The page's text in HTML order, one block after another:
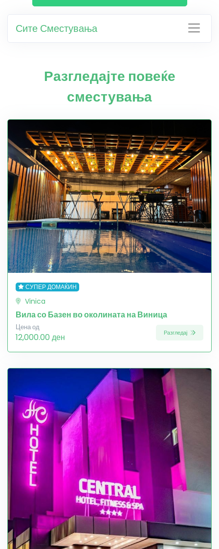
Сите Сместувања
Разгледајте повеќе
сместувања
СУПЕР ДОМАЌИН
Vinica
Вила со Базен во околината на Виница
Цена од
12,000.00 ден Разгледај